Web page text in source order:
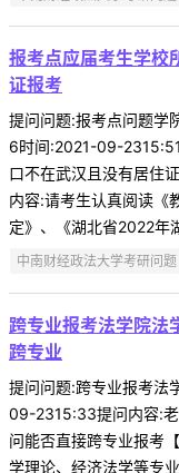
报考点应届考生学校
证报考
提问问题:报考点问题学
6时间:2021-09-
口不在武汉且没有居住
内容:请考生认真阅读《
定》、《湖北省2022年
中南财经政法大学考研问题
跨专业报考法学院法
跨专业
提问问题:跨专业报考法
09-2315:33提问内容:
问能否直接跨专业报考
学理论、经济法学等专